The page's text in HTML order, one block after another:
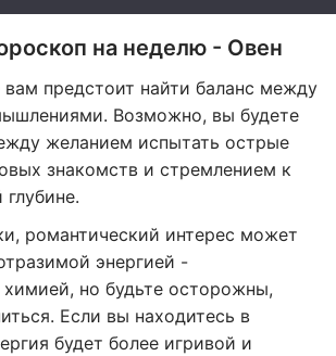
на неделю - Овен
вам предстоит найти баланс между
Возможно, вы будете
желанием испытать острые
знакомств и стремлением к
романтический интерес может
энергией -
химией, но будьте осторожны,
Если вы находитесь в
будет более игривой и